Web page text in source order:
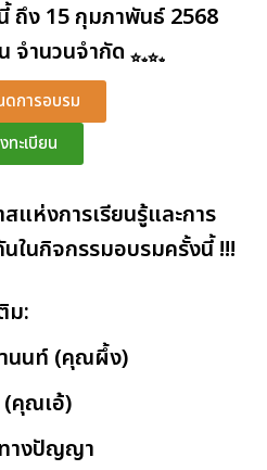
ถึง 15 กุมภาพันธ์ 2568
จำนวนจำกัด
ดการอบรม
ทะเบียน
แห่งการเรียนรู้และการ
ในกิจกรรมอบรมครั้งนี้ !!!
ม:
นนท์ (คุณผึ้ง)
คุณเอ้)
างปัญญา